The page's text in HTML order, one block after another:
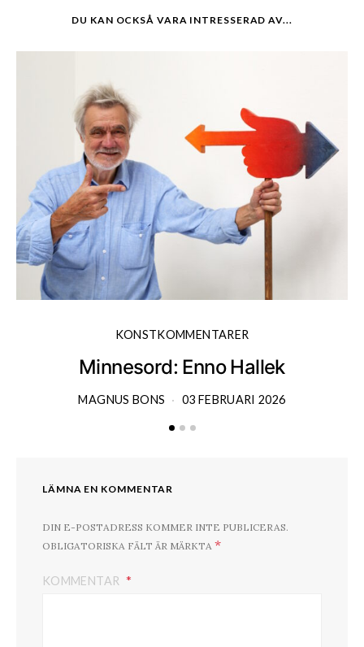
DU KAN OCKSÅ VARA INTRESSERAD AV...
KONSTKOMMENTARER
Minnesord: Enno Hallek
MAGNUS BONS 03 FEBRUARI 2026
LÄMNA EN KOMMENTAR
DIN E-POSTADRESS KOMMER INTE PUBLICERAS.
OBLIGATORISKA FÄLT ÄR MÄRKTA *
KOMMENTAR